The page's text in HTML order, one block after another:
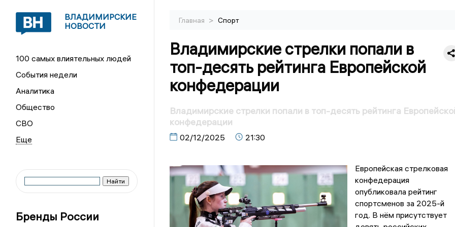
ВЛАДИМИРСКИЕ
НОВОСТИ
100 самых влиятельных людей
События недели
Аналитика
Общество
СВО
Бренды России
Главная > Спорт
Владимирские стрелки попали в
топ-десять рейтинга Европейской
конфедерации
Владимирские стрелки попали в топ-десять рейтинга
конфедерации
02/12/2025 21:30
Европейская стрелковая
конфедерация
опубликовала рейтинг
спортсменов за 2025-й
год. В нём присутствует